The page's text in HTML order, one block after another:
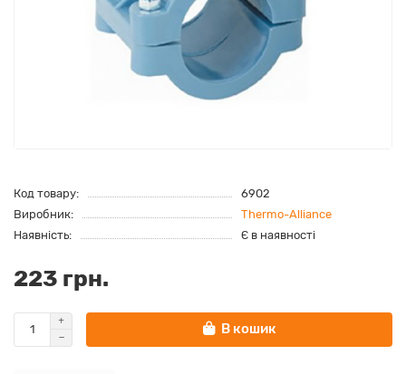
Код товару:
6902
Виробник:
Thermo-Alliance
Наявність:
Є в наявності
223 грн.
В кошик